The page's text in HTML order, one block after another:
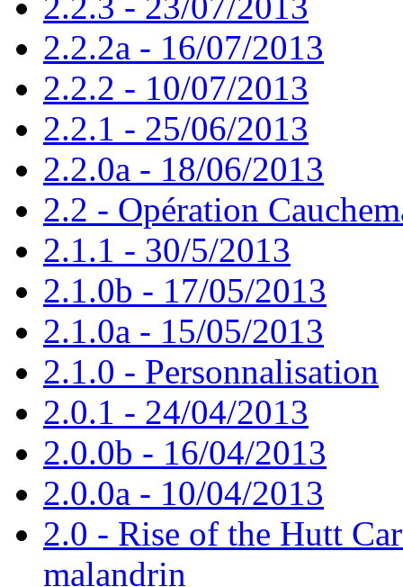
2.2.2a - 16/07/2013
2.2.2 - 10/07/2013
2.2.1 - 25/06/2013
2.2.0a - 18/06/2013
2.2 - Opération
2.1.1 - 30/5/2013
2.1.0b - 17/05/2013
2.1.0a - 15/05/2013
2.1.0 - Personnalisation
2.0.1 - 24/04/2013
2.0.0b - 16/04/2013
2.0.0a - 10/04/2013
2.0 - Rise of the Hutt
malandrin